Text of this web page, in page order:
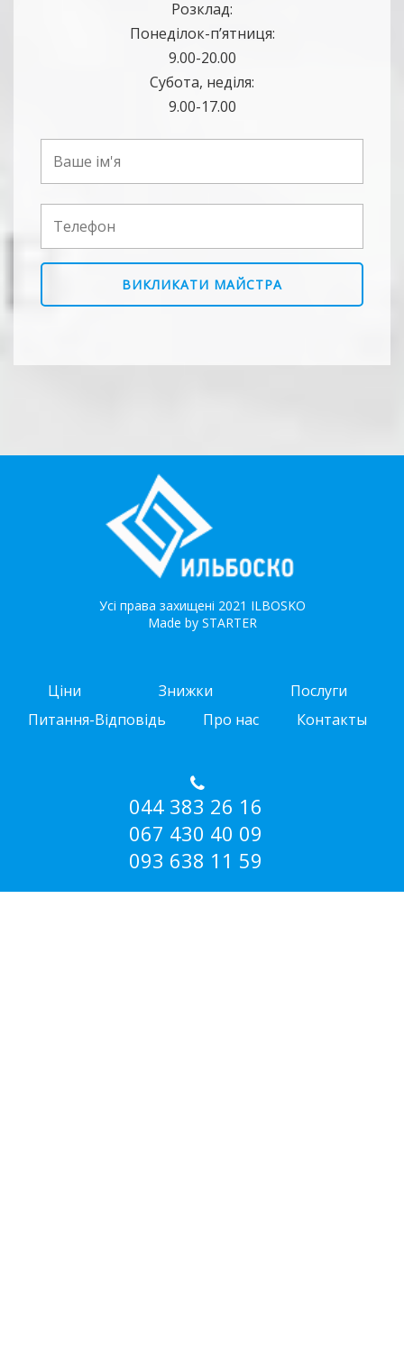
Розклад:
Понеділок-п’ятниця:
9.00-20.00
Субота, неділя:
9.00-17.00
Усі права захищені 2021 ILBOSKO
Made by STARTER
Ціни Знижки
Послуги
Питання-Відповідь
Про нас Контакты
044 383 26 16
067 430 40 09
093 638 11 59